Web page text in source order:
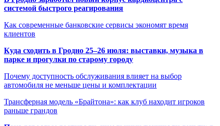
системой быстрого реагирования
Как современные банковские сервисы экономят время
клиентов
Куда сходить в Гродно 25–26 июля: выставки, музыка в
парке и прогулки по старому городу
Почему доступность обслуживания влияет на выбор
автомобиля не меньше цены и комплектации
Трансферная модель «Брайтона»: как клуб находит игроков
раньше грандов